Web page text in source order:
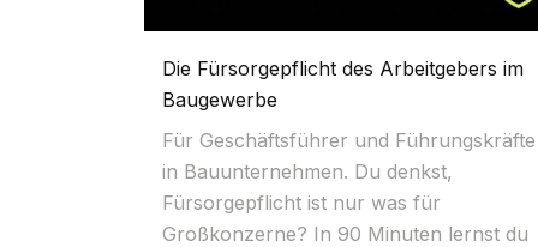
Die Fürsorgepflicht des Arbeitgebers im
Baugewerbe
Für Geschäftsführer und Führungskräfte
in Bauunternehmen. Du denkst,
Fürsorgepflicht ist nur was für
Großkonzerne? In 90 Minuten lernst du